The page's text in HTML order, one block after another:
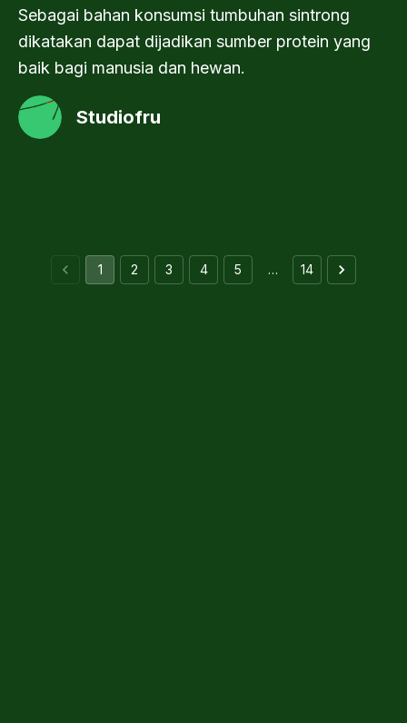
Sebagai bahan konsumsi tumbuhan sintrong
dikatakan dapat dijadikan sumber protein yang
baik bagi manusia dan hewan.
Studiofru
1 2 3 4 5 … 14